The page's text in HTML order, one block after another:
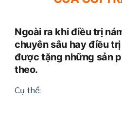
Ngoài ra khi điều trị
chuyên sâu hay điều
được tặng những sản
theo.
Cụ thể: